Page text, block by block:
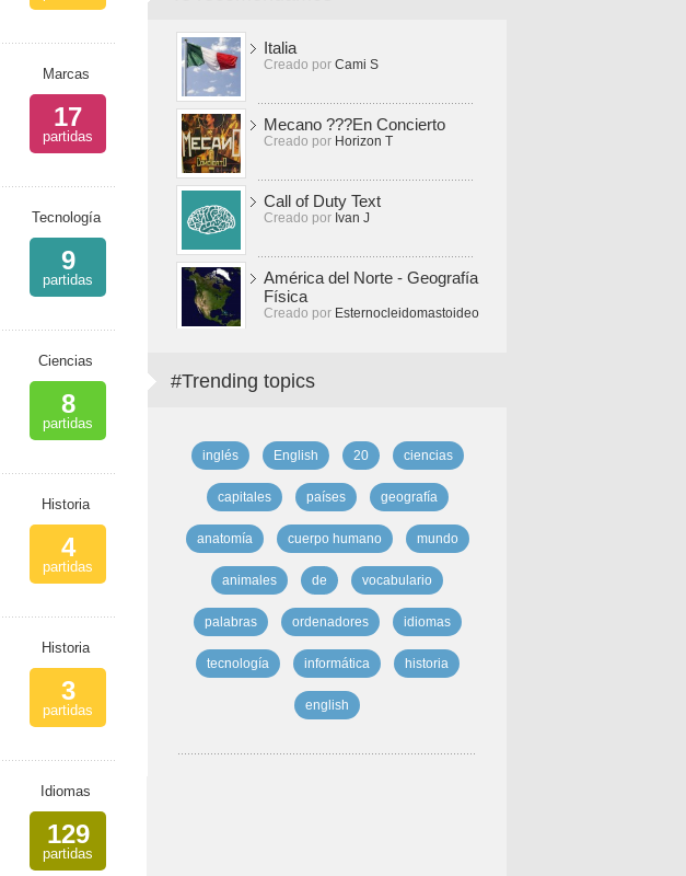
Marcas
17
partidas
Tecnología
9
partidas
Ciencias
8
partidas
Historia
4
partidas
Historia
3
partidas
Idiomas
129
partidas
Italia
Creado por Cami S
Mecano ???En Concierto
Creado por Horizon T
Call of Duty Text
Creado por Ivan J
América del Norte - Geografía
Física
Creado por Esternocleidomastoideo
#Trending topics
inglés English 20 ciencias
capitales países geografía
anatomía cuerpo humano mundo
animales de vocabulario
palabras ordenadores idiomas
tecnología informática historia
english